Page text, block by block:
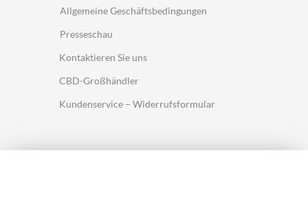
Allgemeine Geschäftsbedingungen
Presseschau
Kontaktieren Sie uns
CBD-Großhändler
Kundenservice – Widerrufsformular